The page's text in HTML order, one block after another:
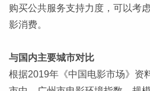
购买公共服务支持力度，可以考
影消费。
与国内主要城市对比
根据2019年《中国电影市场》资